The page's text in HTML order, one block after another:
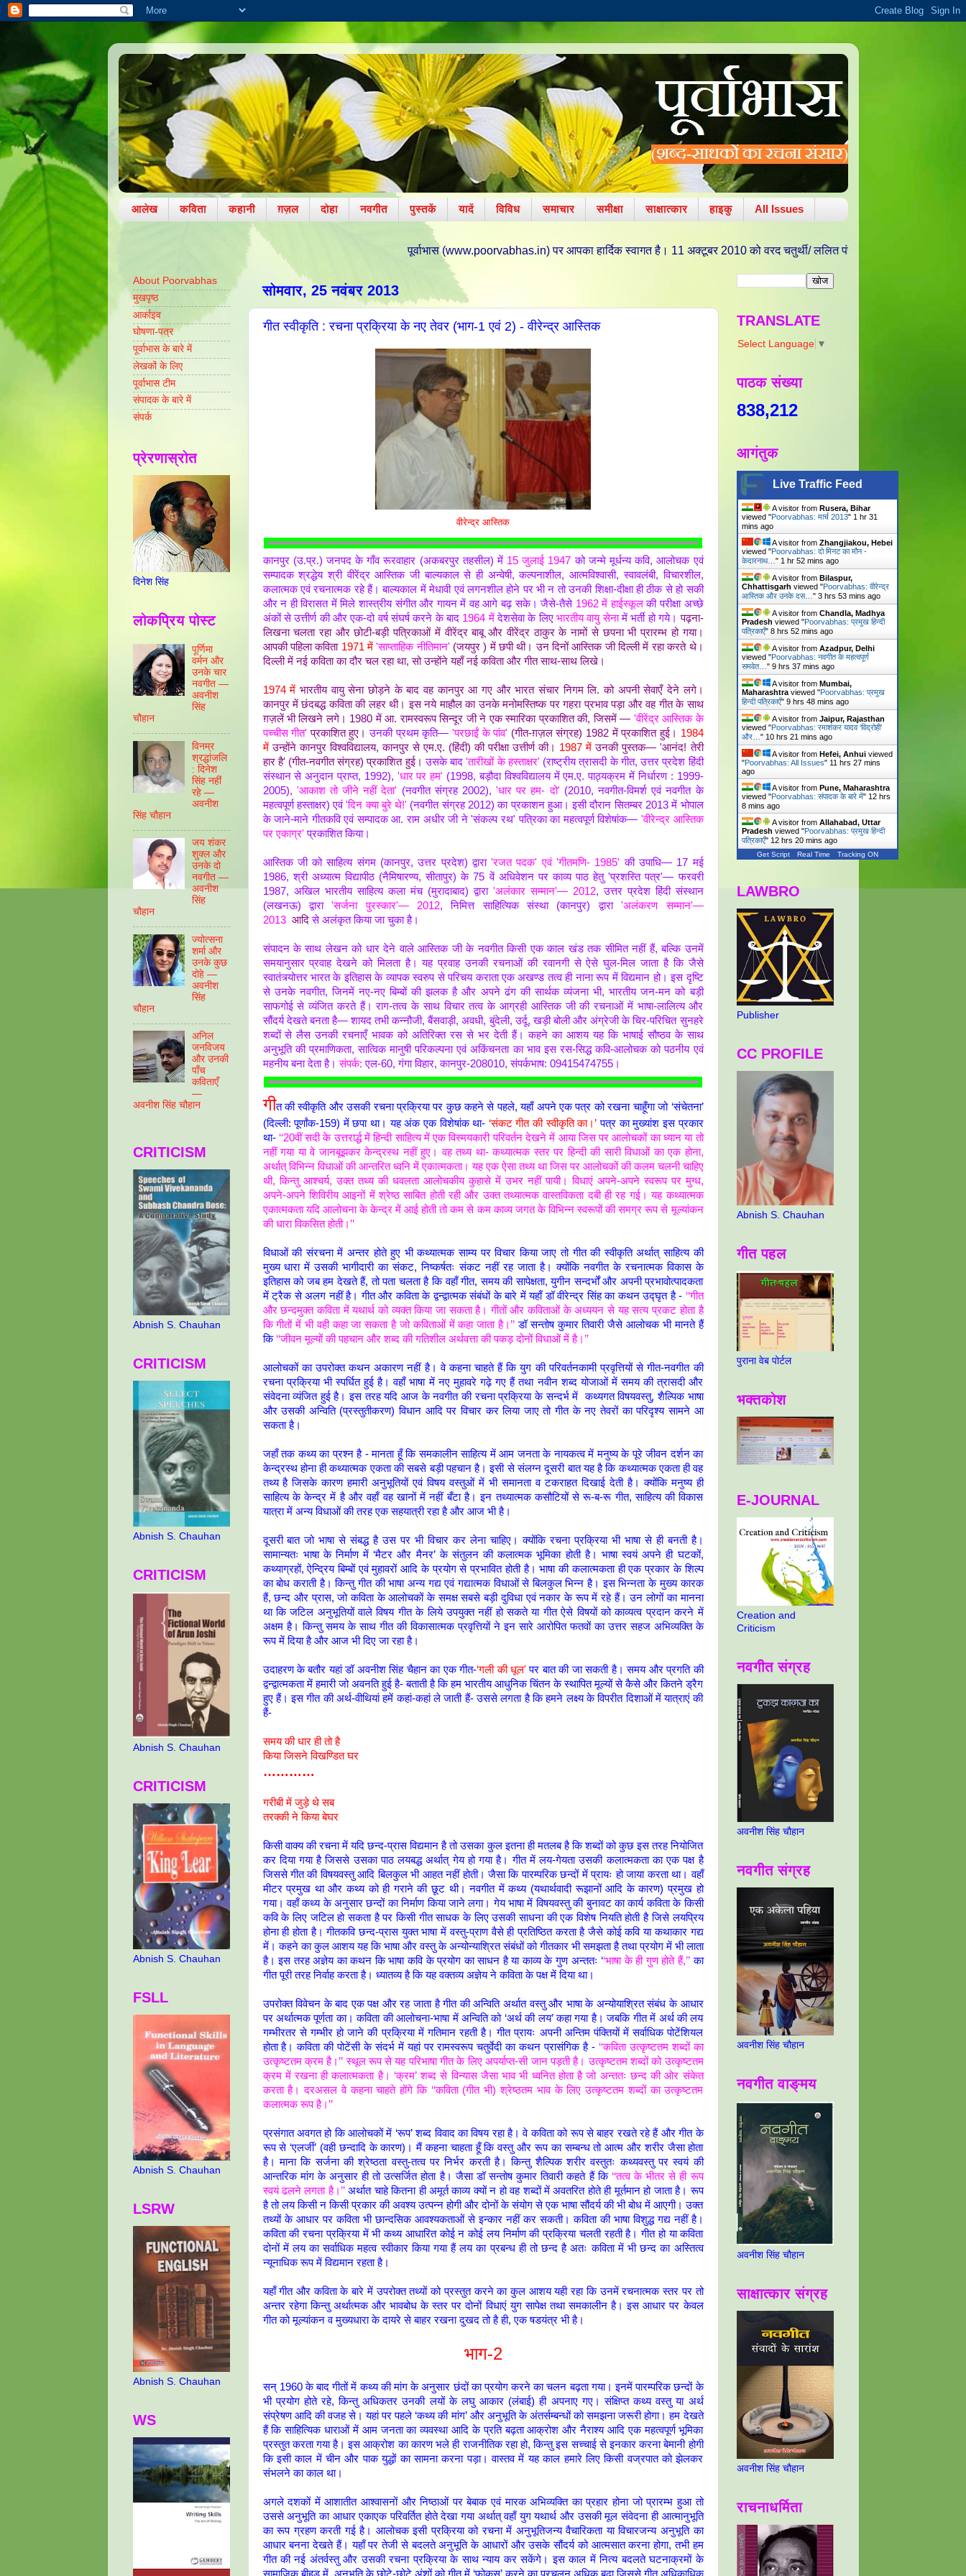
आलेख कविता कहानी ग़ज़ल दोहा नवगीत पुस्तकें यादें विविध समाचार समीक्षा साक्षात्कार हाइकु All Issues
पूर्वाभास (www.poorvabhas.in) पर आपका हार्दिक स्वागत है। 11 अक्टूबर 2010 को वरद चतुर्थी/ ललित पंचमी की पावन तिथि पर साहित्य, कला एवं
सोमवार, 25 नवंबर 2013
गीत स्वीकृति : रचना प्रक्रिया के नए तेवर (भाग-1 एवं 2) - वीरेन्द्र आस्तिक
वीरेन्द्र आस्तिक
कानपुर (उ.प्र.) जनपद के गाँव रूरवाहार (अकबरपुर तहसील) में 15 जुलाई 1947को जन्मे मूर्धन्य कवि, आलोचक एवं
सम्पादक श्रद्धेय श्री वीरेंद्र आस्तिक जी बाल्यकाल से ही अन्वेषी, कल्पनाशील, आत्मविश्वासी, स्वावलंबी, विचारशील,
कलात्मक एवं रचनात्मक रहे हैं।बाल्यकाल मेंमेधावी एवं लगनशील होने पर भी न तो उनकी शिक्षा-दीक्षा ही ठीक से हो सकी
और न ही विरासत में मिले शास्त्रीय संगीत और गायन में वह आगे बढ़ सके। जैसे-तैसे 1962 में हाईस्कूलकी परीक्षा अच्छे
अंकों से उत्तीर्ण की और एक-दो वर्ष संघर्ष करने के बाद 1964 मेंदेशसेवा के लिएभारतीय वायु सेनामें भर्ती हो गये।पढ़ना-
लिखना चलता रहा और छोटी-बड़ी पत्रिकाओं में वीरेंद्र बाबू और वीरेंद्र ठाकुर के नामों से छपना भी प्रारम्भ हो गया।
आपकी पहिला कविता 1971 में 'साप्ताहिक नीतिमान' (जयपुर ) में छपी थी। उन दिनों आस्तिक जी दिल्ली में रहा करते थे।
दिल्ली में नई कविता का दौर चल रहा था, सो उन्होंने यहाँ नई कविता और गीत साथ-साथ लिखे।
1974 में भारतीय वायु सेना छोड़ने के बाद वह कानपुर आ गए और भारत संचार निगम लि. को अपनी सेवाएँ देने लगे।
कानपुर में छंदबद्ध कविता की लहर थी। इस नये माहौल का उनके मनोमस्तिष्क पर गहरा प्रभाव पड़ा और वह गीत के साथ
ग़ज़लें भी लिखने लगे। 1980 में आ. रामस्वरूप सिन्दूर जी ने एक स्मारिका प्रकाशित की, जिसमें — 'वीरेंद्र आस्तिक के
पच्चीस गीत'प्रकाशित हुए। उनकी प्रथम कृति— 'परछाईं के पांव' (गीत-ग़ज़ल संग्रह) 1982 में प्रकाशित हुई। 1984
मेंउन्होंने कानपुर विश्वविद्यालय, कानपुर से एम.ए. (हिंदी) की परीक्षा उत्तीर्ण की। 1987 में उनकी पुस्तक— 'आनंद! तेरी
हार है' (गीत-नवगीत संग्रह) प्रकाशित हुई।उसके बाद'तारीखों के हस्ताक्षर' (राष्ट्रीय त्रासदी के गीत, उत्तर प्रदेश हिंदी
संस्थान से अनुदान प्राप्त, 1992), 'धार पर हम' (1998, बड़ौदा विश्वविद्यालय में एम.ए. पाठ्यक्रम में निर्धारण : 1999-
2005), 'आकाश तो जीने नहीं देता' (नवगीत संग्रह 2002),'धार पर हम- दो' (2010, नवगीत-विमर्श एवं नवगीत के
महत्वपूर्ण हस्ताक्षर) एवं'दिन क्या बुरे थे!' (नवगीत संग्रह 2012) का प्रकाशन हुआ। इसी दौरान सितम्बर 2013 में भोपाल
के जाने-माने गीतकवि एवं सम्पादक आ. राम अधीर जी ने 'संकल्प रथ' पत्रिका का महत्वपूर्ण विशेषांक— 'वीरेन्द्र आस्तिक
पर एकाग्र'प्रकाशित किया।
आस्तिक जी को साहित्य संगम (कानपुर, उत्तर प्रदेश) द्वारा'रजत पदक' एवं 'गीतमणि- 1985' की उपाधि— 17 मई
1986, श्री अध्यात्म विद्यापीठ (नैमिषारण्य, सीतापुर) के 75 वें अधिवेशन पर काव्य पाठ हेतु 'प्रशस्ति पत्र'— फरवरी
1987, अखिल भारतीय साहित्य कला मंच (मुरादाबाद) द्वारा'अलंकार सम्मान'— 2012, उत्तर प्रदेश हिंदी संस्थान
(लखनऊ) द्वारा'सर्जना पुरस्कार'— 2012, निमित्त साहित्यिक संस्था (कानपुर) द्वारा'अलंकरण सम्मान'—
2013 आदिसे अलंकृत किया जा चुका है।
संपादन के साथ लेखन को धार देने वाले आस्तिक जी के नवगीत किसी एक काल खंड तक सीमित नहीं हैं, बल्कि उनमें
समयानुसार प्रवाह देखने को मिलता है। यह प्रवाह उनकी रचनाओं की रवानगी से ऐसे घुल-मिल जाता है कि जैसे
स्वातंत्र्योत्तर भारत के इतिहास के व्यापक स्वरुप से परिचय कराता एक अखण्ड तत्व ही नाना रूप में विद्यमान हो। इस दृष्टि
से उनके नवगीत, जिनमें नए-नए बिम्बों की झलक है और अपने ढंग की सार्थक व्यंजना भी, भारतीय जन-मन को बड़ी
साफगोई से व्यंजित करते हैं। राग-तत्व के साथ विचार तत्व के आग्रही आस्तिक जी की रचनाओं में भाषा-लालित्य और
सौंदर्य देखते बनता है— शायद तभी कन्नौजी, बैंसवाड़ी, अवधी, बुंदेली, उर्दू, खड़ी बोली और अंग्रेजी के चिर-परिचित सुनहरे
शब्दों से लैस उनकी रचनाएँ भावक को अतिरिक्त रस से भर देती हैं। कहने का आशय यह कि भाषाई सौष्ठव के साथ
अनुभूति की प्रमाणिकता, सात्विक मानुषी परिकल्पना एवं अकिंचनता का भाव इस रस-सिद्ध कवि-आलोचक को पठनीय एवं
महनीय बना देता है।संपर्क:एल-60, गंगा विहार, कानपुर-208010, संपर्कभाष: 09415474755।
गीत की स्वीकृति और उसकी रचना प्रक्रिया पर कुछ कहने से पहले, यहाँ अपने एक पत्र को रखना चाहूँगा जो ‘संचेतना’
(दिल्ली: पूर्णांक-159) में छपा था। यह अंक एक विशेषांक था- ‘संकट गीत की स्वीकृति का।’ पत्र का मुख्यांश इस प्रकार
था- ‘‘20वीं सदी के उत्तरार्द्ध में हिन्दी साहित्य में एक विस्मयकारी परिवर्तन देखने में आया जिस पर आलोचकों का ध्यान या तो
नहीं गया या वे जानबूझकर केन्द्रस्थ नहीं हुए। वह तथ्य था- कथ्यात्मक स्तर पर हिन्दी की सारी विधाओं का एक होना,
अर्थात् विभिन्न विधाओं की आन्तरित ध्वनि में एकात्मकता। यह एक ऐसा तथ्य था जिस पर आलोचकों की कलम चलनी चाहिए
थी, किन्तु आश्चर्य, उक्त तथ्य की धवलता आलोचकीय कुहासे में उभर नहीं पायी। विधाएं अपने-अपने स्वरूप पर मुग्ध,
अपने-अपने शिविरीय आइनों में श्रेष्ठ साबित होती रही और उक्त तथ्यात्मक वास्तविकता दबी ही रह गई। यह कथ्यात्मक
एकात्मकता यदि आलोचना के केन्द्र में आई होती तो कम से कम काव्य जगत के विभिन्न स्वरूपों की समग्र रूप से मूल्यांकन
की धारा विकसित होती।’’
विधाओं की संरचना में अन्तर होते हुए भी कथ्यात्मक साम्य पर विचार किया जाए तो गीत की स्वीकृति अर्थात् साहित्य की
मुख्य धारा में उसकी भागीदारी का संकट, निष्कर्षतः संकट नहीं रह जाता है। क्योंकि नवगीत के रचनात्मक विकास के
इतिहास को जब हम देखते हैं, तो पता चलता है कि वहाँ गीत, समय की सापेक्षता, युगीन सन्दर्भों और अपनी प्रभावोत्पादकता
में ट्रैक से अलग नहीं है। गीत और कविता के द्वन्द्वात्मक संबंधों के बारे में यहाँ डॉ वीरेन्द्र सिंह का कथन उद्घृत है - ‘‘गीत
और छन्दमुक्त कविता में यथार्थ को व्यक्त किया जा सकता है। गीतों और कविताओं के अध्ययन से यह सत्य प्रकट होता है
कि गीतों में भी वही कहा जा सकता है जो कविताओं में कहा जाता है।’’ डॉ सन्तोष कुमार तिवारी जैसे आलोचक भी मानते हैं
कि ‘‘जीवन मूल्यों की पहचान और शब्द की गतिशील अर्थवत्ता की पकड़ दोनों विधाओं में है।’’
आलोचकों का उपरोक्त कथन अकारण नहीं है। वे कहना चाहते हैं कि युग की परिवर्तनकामी प्रवृत्तियों से गीत-नवगीत की
रचना प्रक्रिया भी स्पर्धित हुई है। वहाँ भाषा में नए मुहावरे गढ़े गए हैं तथा नवीन शब्द योजाओं में समय की त्रासदी और
संवेदना व्यंजित हुई है। इस तरह यदि आज के नवगीत की रचना प्रक्रिया के सन्दर्भ में कथ्यगत विषयवस्तु, शैल्पिक भाषा
और उसकी अन्विति (प्रस्तुतीकरण) विधान आदि पर विचार कर लिया जाए तो गीत के नए तेवरों का परिदृश्य सामने आ
सकता है।
जहाँ तक कथ्य का प्रश्न है - मानता हूँ कि समकालीन साहित्य में आम जनता के नायकत्व में मनुष्य के पूरे जीवन दर्शन का
केन्द्रस्थ होना ही कथ्यात्मक एकता की सबसे बड़ी पहचान है। इसी से संलग्न दूसरी बात यह है कि कथ्यात्मक एकता ही वह
तथ्य है जिसके कारण हमारी अनुभूतियों एवं विषय वस्तुओं में भी समानता व टकराहत दिखाई देती है। क्योंकि मनुष्य ही
साहित्य के केन्द्र में है और वहाँ वह खानों में नहीं बँटा है। इन तथ्यात्मक कसौटियों से रू-ब-रू गीत, साहित्य की विकास
यात्रा में अन्य विधाओं की तरह एक सहयात्री रहा है और आज भी है।
दूसरी बात जो भाषा से संबद्ध है उस पर भी विचार कर लेना चाहिए। क्योंकि रचना प्रक्रिया भी भाषा से ही बनती है।
सामान्यतः भाषा के निर्माण में ‘मैटर और मैनर’ के संतुलन की कलात्मक भूमिका होती है। भाषा स्वयं अपने ही घटकों,
कथ्याग्रहों, ऐन्द्रिय बिम्बों एवं मुहावरों आदि के प्रयोग से प्रभावित होती है। भाषा की कलात्मकता ही एक प्रकार के शिल्प
का बोध कराती है। किन्तु गीत की भाषा अन्य गद्य एवं गद्यात्मक विधाओं से बिलकुल भिन्न है। इस भिन्नता के मुख्य कारक
हैं, छन्द और प्रास, जो कविता के आलोचकों के समक्ष सबसे बड़ी दुविधा एवं नकार के रूप में रहे हैं। उन लोगों का मानना
था कि जटिल अनुभूतियों वाले विषय गीत के लिये उपयुक्त नहीं हो सकते या गीत ऐसे विषयों को काव्यत्व प्रदान करने में
अक्षम है। किन्तु समय के साथ गीत की विकासात्मक प्रवृत्तियों ने इन सारे आरोपित फतवों का उत्तर सहज अभिव्यक्ति के
रूप में दिया है और आज भी दिए जा रहा है।
उदाहरण के बतौर यहां डॉ अवनीश सिंह चैहान का एक गीत-‘गली की धूल'पर बात की जा सकती है। समय और प्रगति की
द्वन्द्वात्मकता में हमारी जो अवनति हुई है- बताती है कि हम भारतीय आधुनिक चिंतन के स्थापित मूल्यों से कैसे और कितने ड्रैग
हुए हैं। इस गीत की अर्थ-वीथियां हमें कहां-कहां ले जाती हैं- उससे लगता है कि हमने लक्ष्य के विपरीत दिशाओं में यात्राएं की
हैं-
समय की धार ही तो है
किया जिसने विखण्डित घर
…………
गरीबी में जुड़े थे सब
तरक्की ने किया बेघर
किसी वाक्य की रचना में यदि छन्द-प्रास विद्यमान है तो उसका कुल इतना ही मतलब है कि शब्दों को कुछ इस तरह नियोजित
कर दिया गया है जिससे उसका पाठ लयबद्ध अर्थात् गेय हो गया है। गीत में लय-गेयता उसकी कलात्मकता का एक पक्ष है
जिससे गीत की विषयवस्तु आदि बिलकुल भी आहत नहीं होती। जैसा कि पारम्परिक छन्दों में प्रायः हो जाया करता था। वहाँ
मीटर प्रमुख था और कथ्य को ही गराने की छूट थी। नवगीत में कथ्य (यथार्थवादी रूझानों आदि के कारण) प्रमुख हो
गया। वहाँ कथ्य के अनुसार छन्दों का निर्माण किया जाने लगा। गेय भाषा में विषयवस्तु की बुनावट का कार्य कविता के किसी
कवि के लिए जटिल हो सकता है पर किसी गीत साधक के लिए उसकी साधना की एक विशेष नियति होती है जिसे लयप्रिय
होना ही होता है। गीतकवि छन्द-प्रास युक्त भाषा में वस्तु-प्राण वैसे ही प्रतिष्ठित करता है जैसे कोई कवि या कथाकार गद्य
में। कहने का कुल आशय यह कि भाषा और वस्तु के अन्योन्याश्रित संबंधों को गीतकार भी समझता है तथा प्रयोग में भी लाता
है। इस तरह अज्ञेय का कथन कि भाषा कवि के प्रयोग का साधन है या काव्य के गुण अन्ततः ‘‘भाषा के ही गुण होते हैं,’’का
गीत पूरी तरह निर्वाह करता है। ध्यातव्य है कि यह वक्तव्य अज्ञेय ने कविता के पक्ष में दिया था।
उपरोक्त विवेचन के बाद एक पक्ष और रह जाता है गीत की अन्विति अर्थात वस्तु और भाषा के अन्योयाश्रित संबंध के आधार
पर अर्थात्मक पूर्णता का। कविता की आलोचना-भाषा में अन्विति को ‘अर्थ की लय’ कहा गया है। जबकि गीत में अर्थ की लय
गम्भीरतर से गम्भीर हो जाने की प्रक्रिया में गतिमान रहती है। गीत प्रायः अपनी अन्तिम पंक्तियों में सर्वाधिक पोटेंशियल
होता है। कविता की पोटेंसी के संदर्भ में यहां पर रामस्वरूप चतुर्वेदी का कथन प्रासंगिक है -‘‘कविता उत्कृष्टतम शब्दों का
उत्कृष्टतम क्रम है।’’ स्थूल रूप से यह परिभाषा गीत के लिए अपर्याप्त-सी जान पड़ती है। उत्कृष्टतम शब्दों को उत्कृष्टतम
क्रम में रखना ही कलात्मकता है। ‘क्रम’ शब्द से विन्यास जैसा भाव भी ध्वनित होता है जो अन्ततः छन्द की ओर संकेत
करता है। दरअसल वे कहना चाहते होंगे कि ‘‘कविता (गीत भी) श्रेष्ठतम भाव के लिए उत्कृष्टतम शब्दों का उत्कृष्टतम
कलात्मक रूप है।’’
प्रसंगात अवगत हो कि आलोचकों में ‘रूप’ शब्द विवाद का विषय रहा है। वे कविता को रूप से बाहर रखते रहे हैं और गीत के
रूप से ‘एलर्जी’ (वही छन्दादि के कारण)। मैं कहना चाहता हूँ कि वस्तु और रूप का सम्बन्ध तो आत्म और शरीर जैसा होता
है। माना कि सर्जना की श्रेष्ठता वस्तु-तत्व पर निर्भर करती है। किन्तु शैल्पिक शरीर वस्तुतः कथ्यवस्तु पर स्वयं की
आन्तरिक मांग के अनुसार ही तो उत्सर्जित होता है। जैसा डॉ सन्तोष कुमार तिवारी कहते हैं कि‘‘तत्व के भीतर से ही रूप
स्वयं ढलने लगता है।’’अर्थात चाहे कितना ही अमूर्त काव्य क्यों न हो वह शब्दों में अवतरित होते ही मूर्तमान हो जाता है। रूप
है तो लय किसी न किसी प्रकार की अवश्य उत्पन्न होगी और दोनों के संयोग से एक भाषा सौंदर्य की भी बोध में आएगी। उक्त
तथ्यों के आधार पर कविता भी छान्दसिक आवश्यकताओं से इन्कार नहीं कर सकती। कविता की भाषा विशुद्ध गद्य नहीं है।
कविता की रचना प्रक्रिया में भी कथ्य आधारित कोई न कोई लय निर्माण की प्रक्रिया चलती रहती है। गीत हो या कविता
दोनों में लय का सर्वाधिक महत्व स्वीकार किया गया हैं लय का प्रबन्ध ही तो छन्द है अतः कविता में भी छन्द का अस्तित्व
न्यूनाधिक रूप में विद्यमान रहता है।
यहाँ गीत और कविता के बारे में उपरोक्त तथ्यों को प्रस्तुत करने का कुल आशय यही रहा कि उनमें रचनात्मक स्तर पर तो
अन्तर रहेगा किन्तु अर्थात्मक और भावबोध के स्तर पर दोनों विधाएं युग सापेक्ष तथा समकालीन है। इस आधार पर केवल
गीत को मूल्यांकन व मुख्यधारा के दायरे से बाहर रखना दुखद तो है ही, एक षडयंत्र भी है।
भाग-2
सन् 1960 के बाद गीतों में कथ्य की मांग के अनुसार छंदों का प्रयोग करने का चलन बढ़ता गया। इनमें पारम्परिक छन्दों के
भी प्रयोग होते रहे, किन्तु अधिकतर उनकी लयों के लघु आकार (लंबाई) ही अपनाए गए। संक्षिप्त कथ्य वस्तु या अर्थ
संप्रेषण आदि की वजह से। यहां पर पहले ‘कथ्य की मांग’ और अनुभूति के अंतर्सम्बन्धों को समझना जरूरी होगा। हम देखते
हैं कि साहित्यिक धाराओं में आम जनता का व्यवस्था आदि के प्रति बढ़ता आक्रोश और नैराश्य आदि एक महत्वपूर्ण भूमिका
प्रस्तुत करता गया है। इस आक्रोश का कारण भले ही राजनीतिक रहा हो, किन्तु इस सच्चाई से इनकार करना बेमानी होगी
कि इसी काल में चीन और पाक युद्धों का सामना करना पड़ा। वास्तव में यह काल हमारे लिए किसी वज्रपात को झेलकर
संभलने का काल था।
अगले दशकों में आशातीत आश्वासनों और निष्ठाओं पर बेबाक एवं मारक अभिव्यक्ति का प्रहार होना जो प्रारम्भ हुआ तो
उससे अनुभूति का आधार एकाएक परिवर्तित होते देखा गया अर्थात् वहाँ युग यथार्थ और उसकी मूल संवेदना ही आत्मानुभूति
का रूप ग्रहण करती गई है। आलोचक इसी प्रक्रिया को रचना में अनुभूतिजन्य वैचारिकता या विचारजन्य अनुभूति का
आधार बनना देखते हैं। यहाँ पर तेजी से बदलते अनुभूति के आधारों और उसके सौंदर्य को आत्मसात करना होगा, तभी हम
गीत की नई अंतर्वस्तु और उसकी रचना प्रक्रिया के साथ न्याय कर सकेंगे। इस काल में नित्य बदलते घटनाक्रमों के
About Poorvabhas
मुखपृष्ठ
आर्काइव
घोषणा-पत्र
पूर्वाभास के बारे में
लेखकों के लिए
पूर्वाभास टीम
संपादक के बारे में
संपर्क
प्रेरणास्रोत
दिनेश सिंह
लोकप्रिय पोस्ट
पूर्णिमा
वर्मन और
उनके चार
नवगीत —
अवनीश
सिंह
चौहान
विनम्र
श्रद्धांजलि
: दिनेश
सिंह नहीं
रहे —
अवनीश
सिंह चौहान
जय शंकर
शुक्ल और
उनके दो
नवगीत —
अवनीश
सिंह
चौहान
ज्योत्सना
शर्मा और
उनके कुछ
दोहे —
अवनीश
सिंह
चौहान
अनिल
जनविजय
और उनकी
पाँच
कविताएँ
—
अवनीश सिंह चौहान
CRITICISM
Abnish S. Chauhan
CRITICISM
Abnish S. Chauhan
CRITICISM
Abnish S. Chauhan
CRITICISM
Abnish S. Chauhan
FSLL
Abnish S. Chauhan
LSRW
Abnish S. Chauhan
WS
TRANSLATE
Select Language ▼
पाठक संख्या
838,212
आगंतुक
Live Traffic Feed
A visitor from Rusera, Bihar
viewed "Poorvabhas: मार्च 2013" 1 hr 31
mins ago
A visitor from Zhangjiakou, Hebei
viewed "Poorvabhas: दो मिनट का मौन -
केदारनाथ… " 1 hr 52 mins ago
A visitor from Bilaspur,
Chhattisgarh viewed "Poorvabhas: वीरेन्द्र
आस्तिक और उनके दस… " 3 hrs 53 mins ago
A visitor from Chandla, Madhya
Pradesh viewed "Poorvabhas: प्रमुख हिन्दी
पत्रिकाएँ" 8 hrs 52 mins ago
A visitor from Azadpur, Delhi
viewed "Poorvabhas: नवगीत के महत्वपूर्ण
समवेत… " 9 hrs 37 mins ago
A visitor from Mumbai,
Maharashtraviewed "Poorvabhas: प्रमुख
हिन्दी पत्रिकाएँ" 9 hrs 48 mins ago
A visitor from Jaipur, Rajasthan
viewed "Poorvabhas: रमाशंकर यादव ‘विद्रोही’
और… " 10 hrs 21 mins ago
A visitor from Hefei, Anhuiviewed
"Poorvabhas: All Issues" 11 hrs 27 mins
ago
A visitor from Pune, Maharashtra
viewed "Poorvabhas: संपादक के बारे में" 12 hrs
8 mins ago
A visitor from Allahabad, Uttar
Pradesh viewed "Poorvabhas: प्रमुख हिन्दी
पत्रिकाएँ" 12 hrs 20 mins ago
Get Script Real Time Tracking ON
LAWBRO
Publisher
CC PROFILE
Abnish S. Chauhan
गीत पहल
पुराना वेब पोर्टल
भक्तकोश
E-JOURNAL
Creation and
Criticism
नवगीत संग्रह
अवनीश सिंह चौहान
नवगीत संग्रह
अवनीश सिंह चौहान
नवगीत वाङ्मय
अवनीश सिंह चौहान
साक्षात्कार संग्रह
अवनीश सिंह चौहान
राचनाधर्मिता